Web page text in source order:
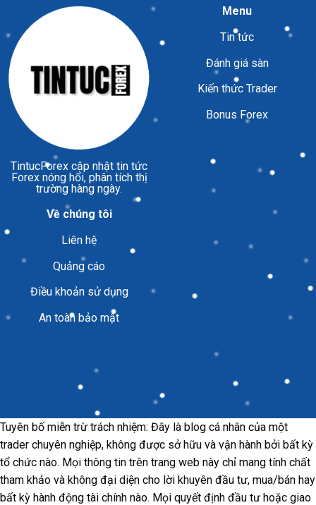
TintucForex cập nhật tin tức
Forex nóng hổi, phân tích thị
trường hàng ngày.
Menu
Tin tức
Đánh giá sàn
Kiến thức Trader
Bonus Forex
Về chúng tôi
Liên hệ
Quảng cáo
Điều khoản sử dụng
An toàn bảo mật
Tuyên bố miễn trừ trách nhiệm: Đây là blog cá nhân của một
trader chuyên nghiệp, không được sở hữu và vận hành bởi bất kỳ
tổ chức nào. Mọi thông tin trên trang web này chỉ mang tính chất
tham khảo và không đại diện cho lời khuyên đầu tư, mua/bán hay
bất kỳ hành động tài chính nào. Mọi quyết định đầu tư hoặc giao